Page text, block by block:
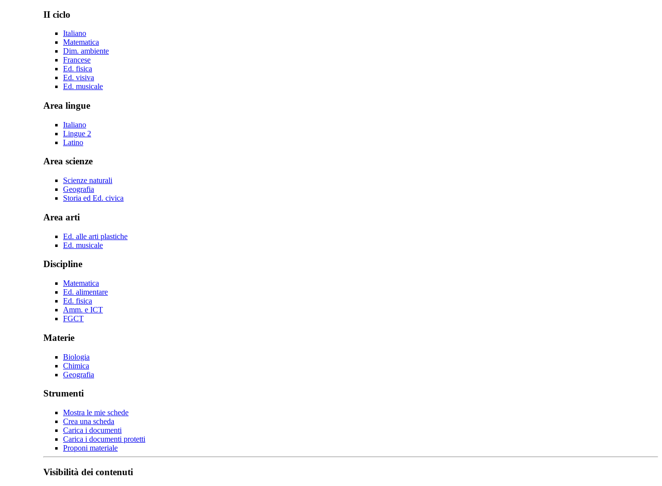
II ciclo
Italiano
Matematica
Dim. ambiente
Francese
Ed. fisica
Ed. visiva
Ed. musicale
Area lingue
Italiano
Lingue 2
Latino
Area scienze
Scienze naturali
Geografia
Storia ed Ed. civica
Area arti
Ed. alle arti plastiche
Ed. musicale
Discipline
Matematica
Ed. alimentare
Ed. fisica
Amm. e ICT
FGCT
Materie
Biologia
Chimica
Geografia
Strumenti
Mostra le mie schede
Crea una scheda
Carica i documenti
Carica i documenti protetti
Proponi materiale
Visibilità dei contenuti